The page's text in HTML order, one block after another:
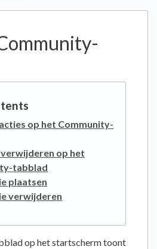
op het Community-
op het
tabblad
plaatsen
verwijderen
op het startscherm toont